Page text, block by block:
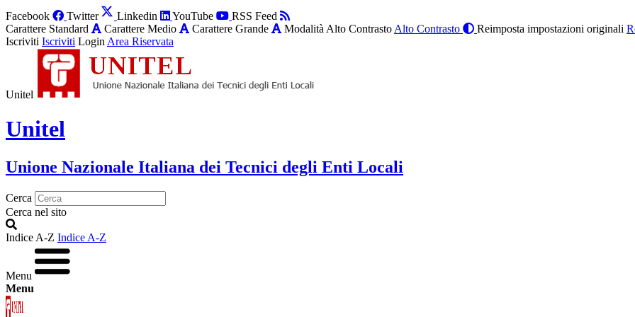
Facebook Twitter Linkedin YouTube
RSS Feed
Carattere Standard
Carattere Medio Carattere Grande Modalità Alto Contrasto Alto Contrasto Reimposta impostazioni originali
Iscriviti Iscriviti Login Area Riservata
Unitel
Unitel
Unione Nazionale Italiana dei Tecnici degli Enti Locali
Cerca
Cerca nel sito
Indice A-Z Indice A-Z
Menu
Menu